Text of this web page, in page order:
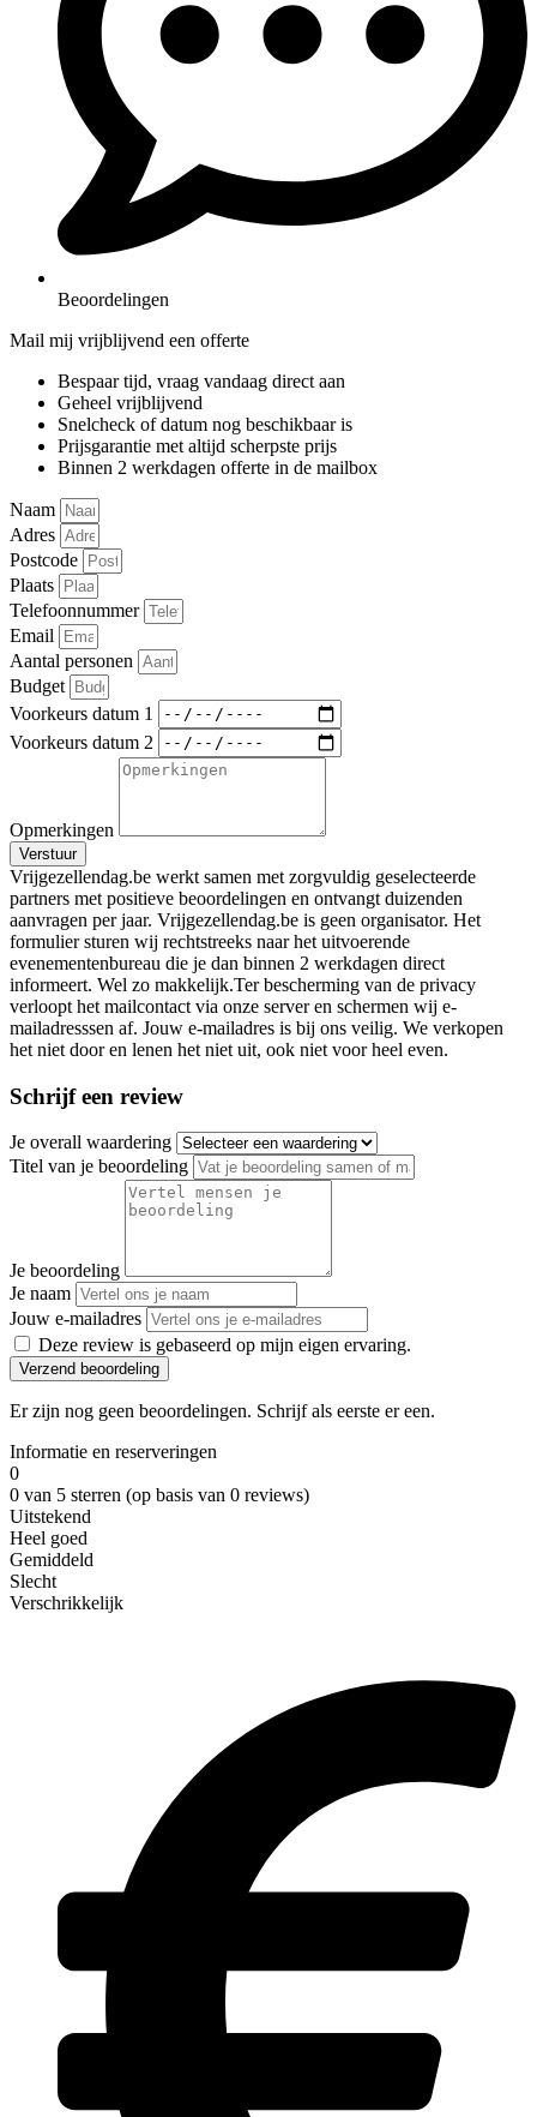
Beoordelingen
Mail mij vrijblijvend een offerte
Bespaar tijd, vraag vandaag direct aan
Geheel vrijblijvend
Snelcheck of datum nog beschikbaar is
Prijsgarantie met altijd scherpste prijs
Binnen 2 werkdagen offerte in de mailbox
Naam
Adres
Postcode
Plaats
Telefoonnummer
Email
Aantal personen
Budget
Voorkeurs datum 1
Voorkeurs datum 2
Opmerkingen
Verstuur
Vrijgezellendag.be werkt samen met zorgvuldig geselecteerde
partners met positieve beoordelingen en ontvangt duizenden
aanvragen per jaar. Vrijgezellendag.be is geen organisator. Het
formulier sturen wij rechtstreeks naar het uitvoerende
evenementenbureau die je dan binnen 2 werkdagen direct
informeert. Wel zo makkelijk.Ter bescherming van de privacy
verloopt het mailcontact via onze server en schermen wij e-
mailadresssen af. Jouw e-mailadres is bij ons veilig. We verkopen
het niet door en lenen het niet uit, ook niet voor heel even.
Schrijf een review
Je overall waardering
Titel van je beoordeling
Je beoordeling
Je naam
Jouw e-mailadres
Deze review is gebaseerd op mijn eigen ervaring.
Verzend beoordeling
Er zijn nog geen beoordelingen. Schrijf als eerste er een.
Informatie en reserveringen
0
0 van 5 sterren (op basis van 0 reviews)
Uitstekend
Heel goed
Gemiddeld
Slecht
Verschrikkelijk